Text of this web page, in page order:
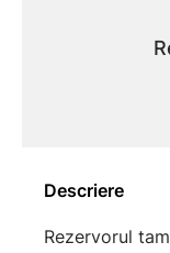
Descriere
Rezervorul